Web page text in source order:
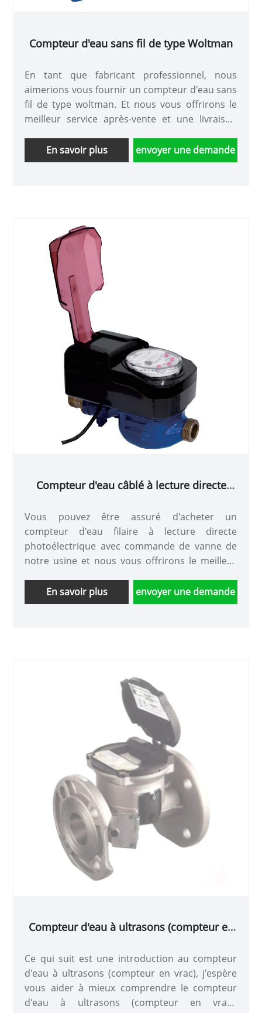
Compteur d'eau sans fil de type Woltman
En tant que fabricant professionnel, nous
aimerions vous fournir un compteur d'eau sans
fil de type woltman. Et nous vous offrirons le
meilleur service après-vente et une livraison
En savoir plus
envoyer une demande
Compteur d'eau câblé à lecture directe
Vous pouvez être assuré d'acheter un
compteur d'eau filaire à lecture directe
photoélectrique avec commande de vanne de
notre usine et nous vous offrirons le meilleur
En savoir plus
envoyer une demande
Compteur d'eau à ultrasons (compteur en
Ce qui suit est une introduction au compteur
d'eau à ultrasons (compteur en vrac), j'espère
vous aider à mieux comprendre le compteur
d'eau à ultrasons (compteur en vrac).